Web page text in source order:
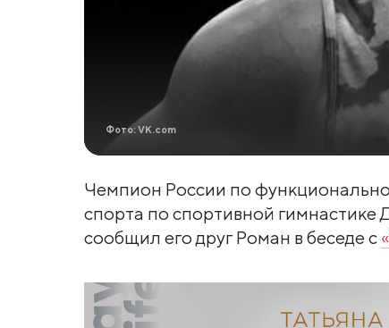
Фото: VK.com
Чемпион России по
спорта по спортивной гимнастике
сообщил его друг Роман в беседе с